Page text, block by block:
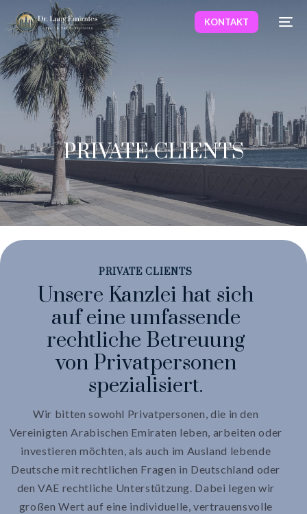
KONTAKT
PRIVATE CLIENTS
PRIVATE CLIENTS
Unsere Kanzlei hat sich
auf eine umfassende
rechtliche Betreuung
von Privatpersonen
spezialisiert.
Wir bitten sowohl Privatpersonen, die in den
Vereinigten Arabischen Emiraten leben, arbeiten oder
investieren möchten, als auch im Ausland lebende
Deutsche mit rechtlichen Fragen in Deutschland oder
den VAE rechtliche Unterstützung. Dabei legen wir
großen Wert auf eine individuelle, vertrauensvolle
Deutsch